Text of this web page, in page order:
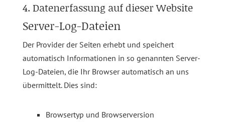
4. Datenerfassung auf dieser Website
Server-Log-Dateien
Der Provider der Seiten erhebt und speichert
automatisch Informationen in so genannten Server-
Log-Dateien, die Ihr Browser automatisch an uns
übermittelt. Dies sind:
Browsertyp und Browserversion